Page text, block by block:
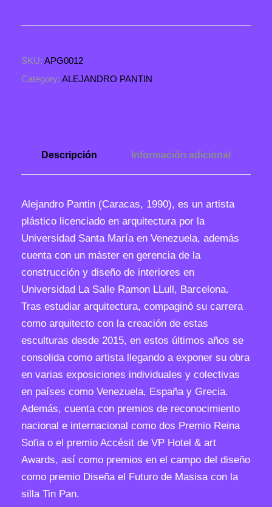
e
a
V
n
i
d
SKU: APG0012
Category: ALEJANDRO PANTIN
Descripción Información adicional
Alejandro Pantin (Caracas, 1990), es un artista
plástico licenciado en arquitectura por la
Universidad Santa María en Venezuela, además
cuenta con un máster en gerencia de la
construcción y diseño de interiores en
Universidad La Salle Ramon LLull, Barcelona.
Tras estudiar arquitectura, compaginó su carrera
como arquitecto con la creación de estas
esculturas desde 2015, en estos últimos años se
consolida como artista llegando a exponer su obra
en varias exposiciones individuales y colectivas
en países como Venezuela, España y Grecia.
Además, cuenta con premios de reconocimiento
nacional e internacional como dos Premio Reina
Sofia o el premio Accésit de VP Hotel & art
Awards, así como premios en el campo del diseño
como premio Diseña el Futuro de Masisa con la
silla Tin Pan.